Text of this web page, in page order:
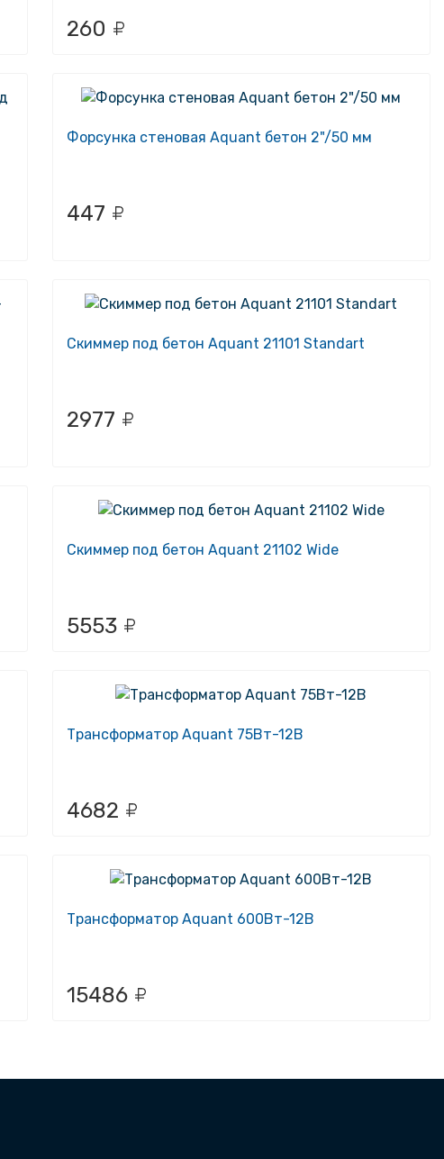
260
Форсунка стеновая Aquant бетон 2"/50 мм
447
Скиммер под бетон Aquant 21101 Standart
2977
Скиммер под бетон Aquant 21102 Wide
5553
Трансформатор Aquant 75Вт-12В
4682
Трансформатор Aquant 600Вт-12В
15486